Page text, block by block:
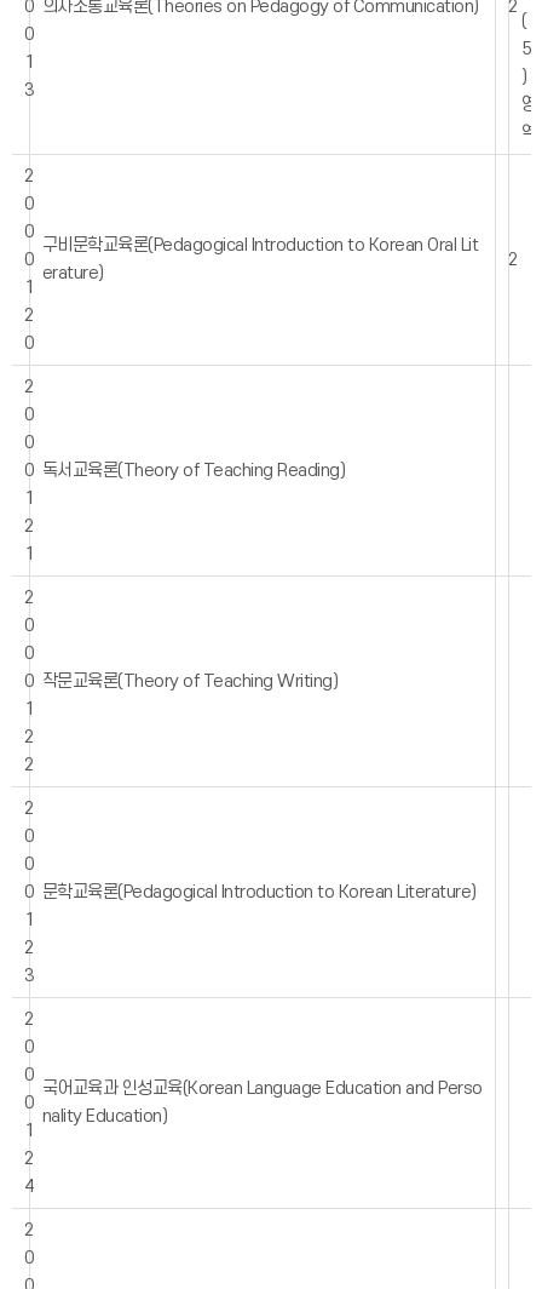
0
0
1
3
의사소통교육론(Theories on Pedagogy of Communication) 2
(
5
)
영
역
2
0
0
0
1
2
0
구비문학교육론(Pedagogical Introduction to Korean Oral Lit
erature)
2
2
0
0
0
1
2
1
독서교육론(Theory of Teaching Reading)
2
0
0
0
1
2
2
작문교육론(Theory of Teaching Writing)
2
0
0
0
1
2
3
문학교육론(Pedagogical Introduction to Korean Literature)
2
0
0
0
1
2
4
국어교육과 인성교육(Korean Language Education and Perso
nality Education)
2
0